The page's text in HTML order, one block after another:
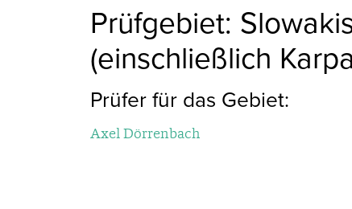
Prüfgebiet:
(einschließlich
Prüfer für das Gebiet:
Axel Dörrenbach